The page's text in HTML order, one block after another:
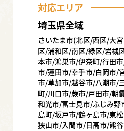
対応エリア
埼玉県全域
さいたま市(北区/西区/大
区/浦和区/南区/緑区/岩槻
本市/鴻巣市/伊奈町/行田
市/蓮田市/幸手市/白岡市/
市/草加市/越谷市/八潮市/
町/川口市/蕨市/戸田市/朝
和光市/富士見市/ふじみ
島町/坂戸市/鶴ヶ島市/東
狭山市/入間市/日高市/熊